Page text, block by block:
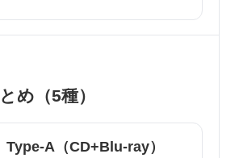
め（5種）
Type-A（CD+Blu-ray）